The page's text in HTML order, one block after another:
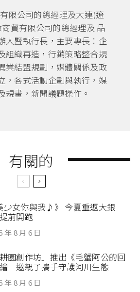
限公司的總經理及大連(遼
貿有限公司的總經理及 品
人暨執行長，主要專長：企
組織再造，行銷策略整合規
業結盟規劃，媒體關係及政
，各式活動企劃與執行，媒
規畫，新聞議題操作。
有關的
少女你與我♪》 今夏重返大銀
前開跑
年 8 月 6 日
園創作坊」推出《毛蟹阿公的回
邀親子攜手守護河川生態
年 8 月 6 日